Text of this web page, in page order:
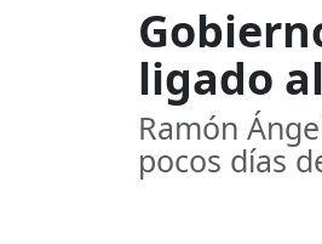
ligado
Ramón
pocos días